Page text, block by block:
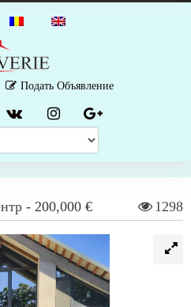
Подать Объявление
- 200,000 € 1298